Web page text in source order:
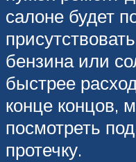
салоне будет
бензина или
быстрее
конце концов,
посмотреть
протечку.